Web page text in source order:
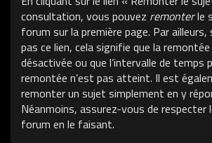
consultation, vous pouvez remonterle
forum sur la première page. Par
pas ce lien, cela signifie que la
désactivée ou que l’intervalle de temps
remontée n’est pas atteint. Il est
remonter un sujet simplement en y
Néanmoins, assurez-vous de respecter
forum en le faisant.